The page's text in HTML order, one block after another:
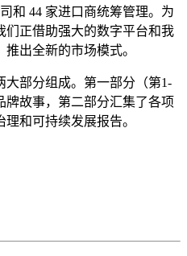
和 44 家进口商统筹管理。为
们正借助强大的数字平台和我
出全新的市场模式。
大部分组成。第一部分（第1-
牌故事，第二部分汇集了各项
和可持续发展报告。